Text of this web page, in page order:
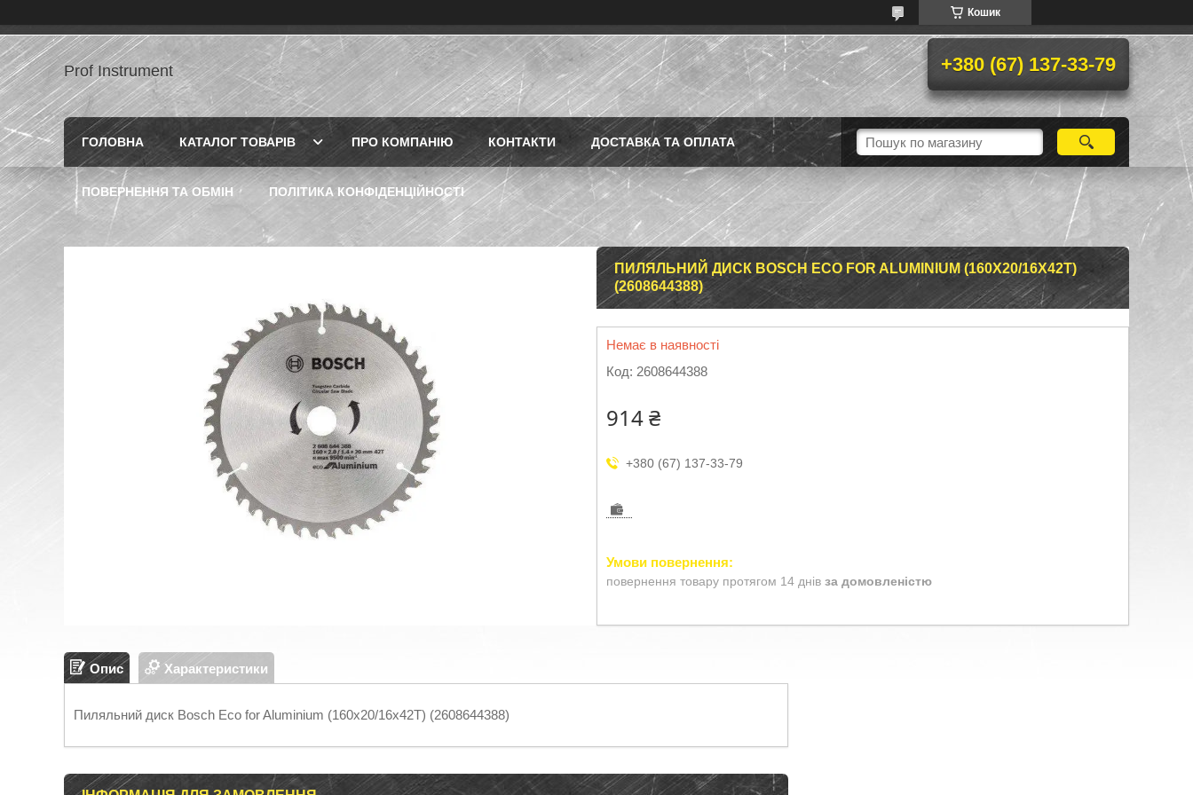
Кошик
Prof Instrument +380 (67) 137-33-79
ГОЛОВНА КАТАЛОГ ТОВАРІВ ПРО КОМПАНІЮ КОНТАКТИ ДОСТАВКА ТА ОПЛАТА
ПОВЕРНЕННЯ ТА ОБМІН ПОЛІТИКА КОНФІДЕНЦІЙНОСТІ
ПИЛЯЛЬНИЙ ДИСК BOSCH ECO FOR ALUMINIUM (160Х20/16Х42Т)
(2608644388)
Немає в наявності
Код: 2608644388
914 ₴
+380 (67) 137-33-79
повернення товару протягом 14 днів за домовленістю
Опис Характеристики
Пиляльний диск Bosch Eco for Aluminium (160х20/16х42Т) (2608644388)